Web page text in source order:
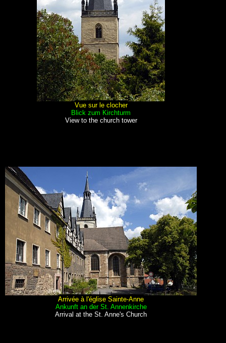
Vue sur le clocher
Blick zum Kirchturm
View to the church tower
Arrivée à l'église Sainte-Anne
Ankunft an der St. Annenkirche
Arrival at the St. Anne's Church